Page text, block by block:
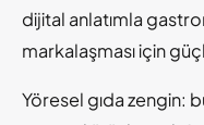
dijital anlatımla
markalaşması için
Yöresel gıda zengin: